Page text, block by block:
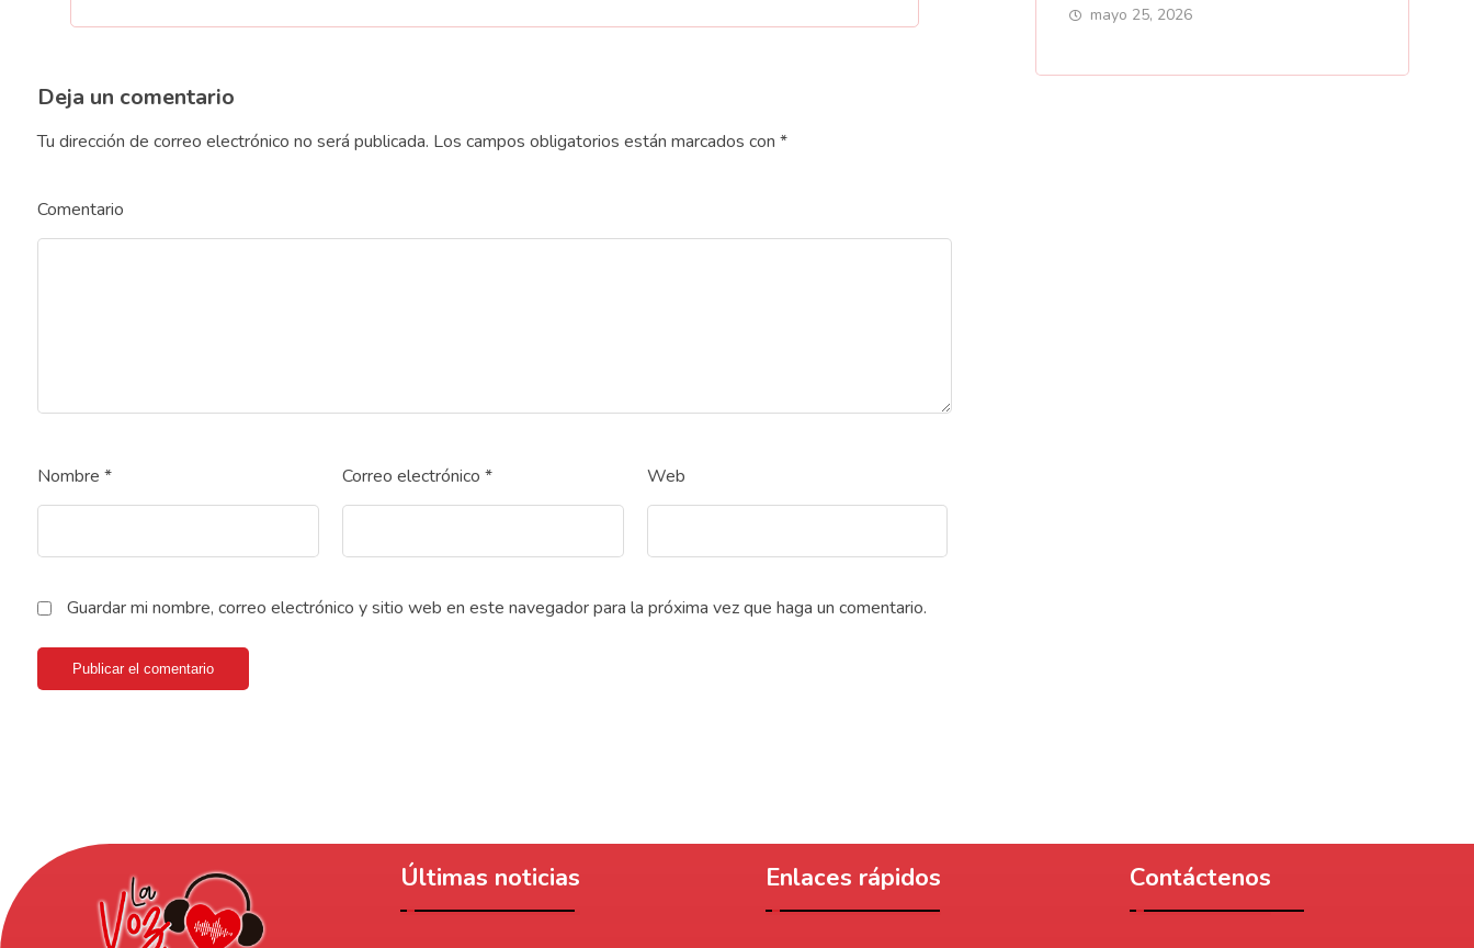
Deja un comentario
Tu dirección de correo electrónico no será publicada. Los campos obligatorios están marcados con *
Comentario
Nombre * Correo electrónico * Web
Guardar mi nombre, correo electrónico y sitio web en este navegador para la próxima vez que haga un comentario.
Publicar el comentario
mayo 25, 2026
Últimas noticias Enlaces rápidos Contáctenos